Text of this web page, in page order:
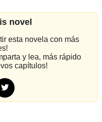
novel
esta novela con más
y lea, más rápido
capítulos!